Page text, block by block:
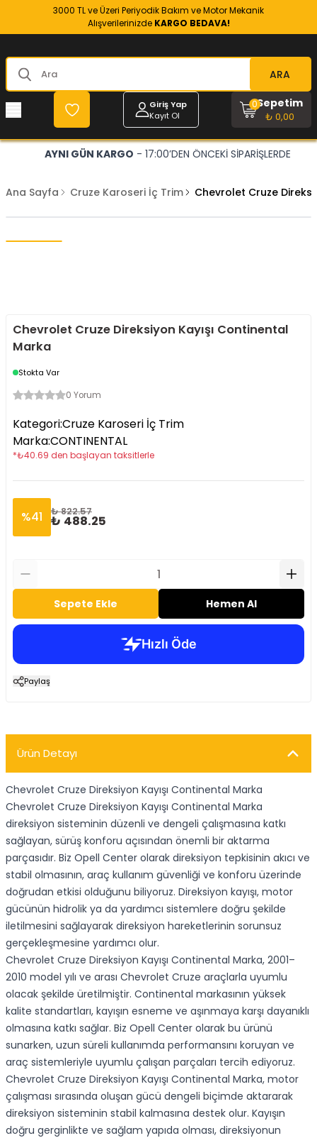
3000 TL ve Üzeri Periyodik Bakım ve Motor Mekanik
Alışverilerinizde KARGO BEDAVA!
ARA
Giriş Yap
Kayıt Ol
Sepetim
₺ 0,00
0
AYNI GÜN KARGO - 17:00’DEN ÖNCEKİ SİPARİŞLERDE
Ana Sayfa Cruze Karoseri İç Trim Chevrolet Cruze
Chevrolet Cruze Direksiyon Kayışı Continental
Marka
Stokta Var
0 Yorum
Kategori:Cruze Karoseri İç Trim
Marka:CONTINENTAL
*₺40.69 den başlayan taksitlerle
%41 ₺ 822.57
₺ 488.25
Sepete Ekle Hemen Al
Paylaş
Ürün Detayı
Chevrolet Cruze Direksiyon Kayışı Continental Marka
Chevrolet Cruze Direksiyon Kayışı Continental Marka
direksiyon sisteminin düzenli ve dengeli çalışmasına katkı
sağlayan, sürüş konforu açısından önemli bir aktarma
parçasıdır. Biz Opell Center olarak direksiyon tepkisinin akıcı ve
stabil olmasının, araç kullanım güvenliği ve konforu üzerinde
doğrudan etkisi olduğunu biliyoruz. Direksiyon kayışı, motor
gücünün hidrolik ya da yardımcı sistemlere doğru şekilde
iletilmesini sağlayarak direksiyon hareketlerinin sorunsuz
gerçekleşmesine yardımcı olur.
Chevrolet Cruze Direksiyon Kayışı Continental Marka, 2001–
2010 model yılı ve arası Chevrolet Cruze araçlarla uyumlu
olacak şekilde üretilmiştir. Continental markasının yüksek
kalite standartları, kayışın esneme ve aşınmaya karşı dayanıklı
olmasına katkı sağlar. Biz Opell Center olarak bu ürünü
sunarken, uzun süreli kullanımda performansını koruyan ve
araç sistemleriyle uyumlu çalışan parçaları tercih ediyoruz.
Chevrolet Cruze Direksiyon Kayışı Continental Marka, motor
çalışması sırasında oluşan gücü dengeli biçimde aktararak
direksiyon sisteminin stabil kalmasına destek olur. Kayışın
doğru gerginlikte ve sağlam yapıda olması, direksiyonun